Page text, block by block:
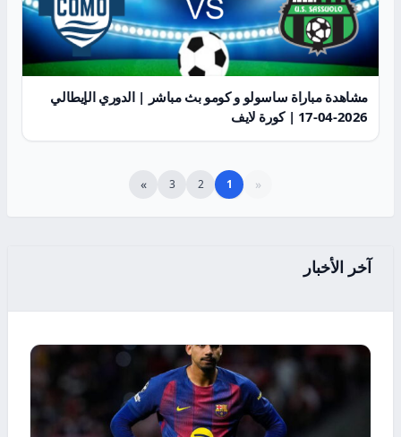
مشاهدة مباراة ساسولو و كومو بث مباشر | الدوري الإيطالي
2026-04-17 | كورة لايف
«
1
2
3
»
آخر الأخبار